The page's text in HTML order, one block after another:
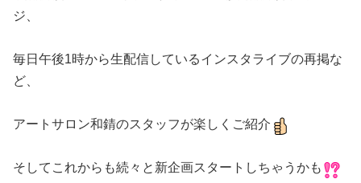
ジ、
毎日午後1時から生配信しているインスタライブの再掲な
ど、
アートサロン和錆のスタッフが楽しくご紹介
そしてこれからも続々と新企画スタートしちゃうかも